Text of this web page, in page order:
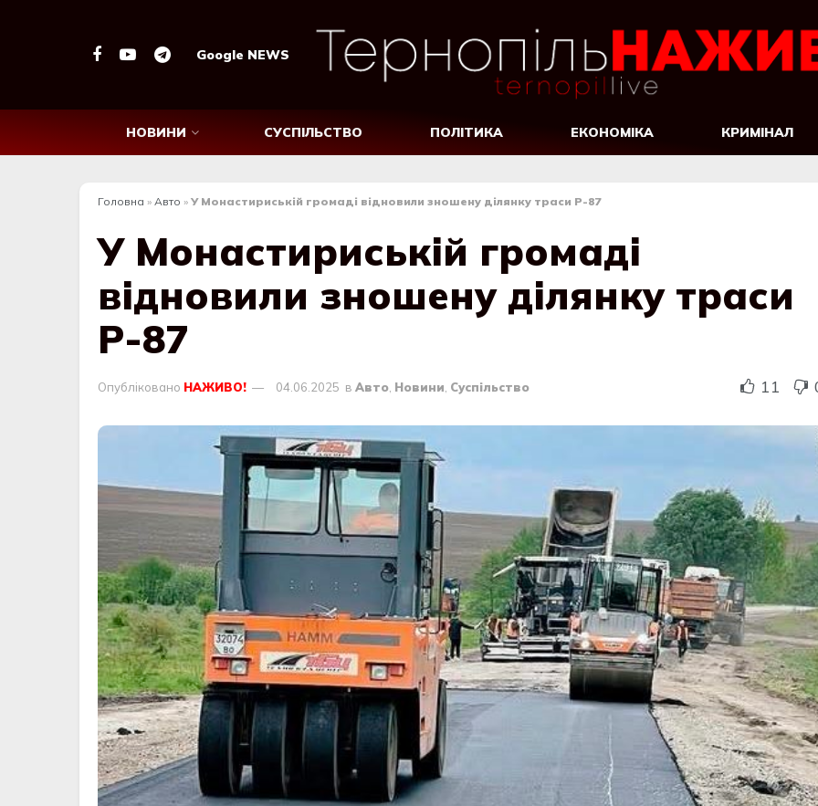
Google NEWS
НОВИНИ СУСПІЛЬСТВО ПОЛІТИКА ЕКОНОМІКА КРИМІНАЛ
Головна » Авто » У Монастириській громаді відновили зношену ділянку траси Р-87
У Монастириській громаді
відновили зношену ділянку траси
Р-87
Опубліковано НАЖИВО! 04.06.2025 в Авто, Новини, Суспільство 11